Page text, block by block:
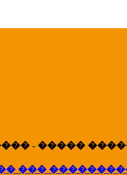
- �����
���